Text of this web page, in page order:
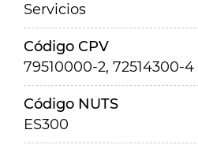
Servicios
Código CPV
79510000-2, 72514300-4
Código NUTS
ES300